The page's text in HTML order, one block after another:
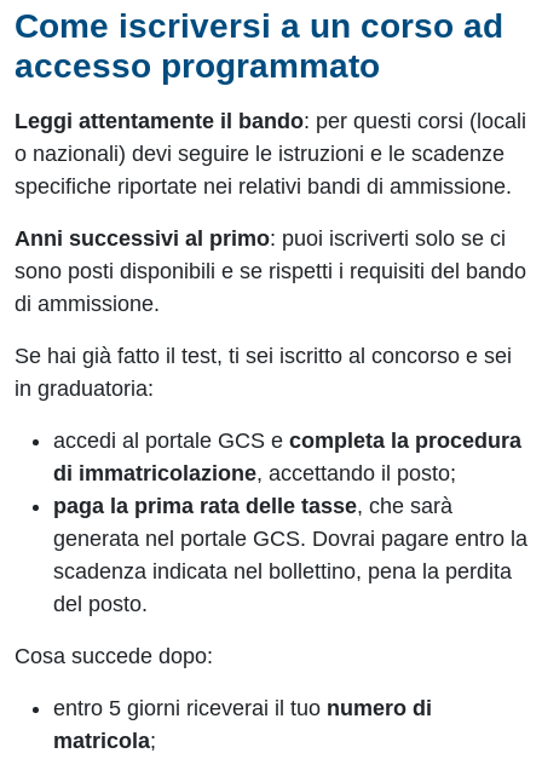
Come iscriversi a un corso ad
accesso programmato
Leggi attentamente il bando: per questi corsi (locali
o nazionali) devi seguire le istruzioni e le scadenze
specifiche riportate nei relativi bandi di ammissione.
Anni successivi al primo: puoi iscriverti solo se ci
sono posti disponibili e se rispetti i requisiti del bando
di ammissione.
Se hai già fatto il test, ti sei iscritto al concorso e sei
in graduatoria:
accedi al portale GCS e completa la procedura
di immatricolazione, accettando il posto;
paga la prima rata delle tasse, che sarà
generata nel portale GCS. Dovrai pagare entro la
scadenza indicata nel bollettino, pena la perdita
del posto.
Cosa succede dopo:
entro 5 giorni riceverai il tuo numero di
matricola;